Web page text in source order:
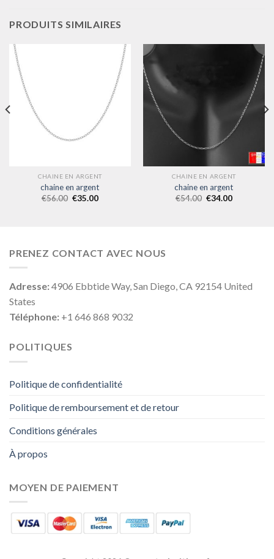
PRODUITS SIMILAIRES
CHAINE EN ARGENT
chaine en argent
€56.00 €35.00
CHAINE EN ARGENT
chaine en argent
€54.00 €34.00
PRENEZ CONTACT AVEC NOUS
Adresse:4906 Ebbtide Way, San Diego, CA 92154 United
States
Téléphone: +1 646 868 9032
POLITIQUES
Politique de confidentialité
Politique de remboursement et de retour
Conditions générales
À propos
MOYEN DE PAIEMENT